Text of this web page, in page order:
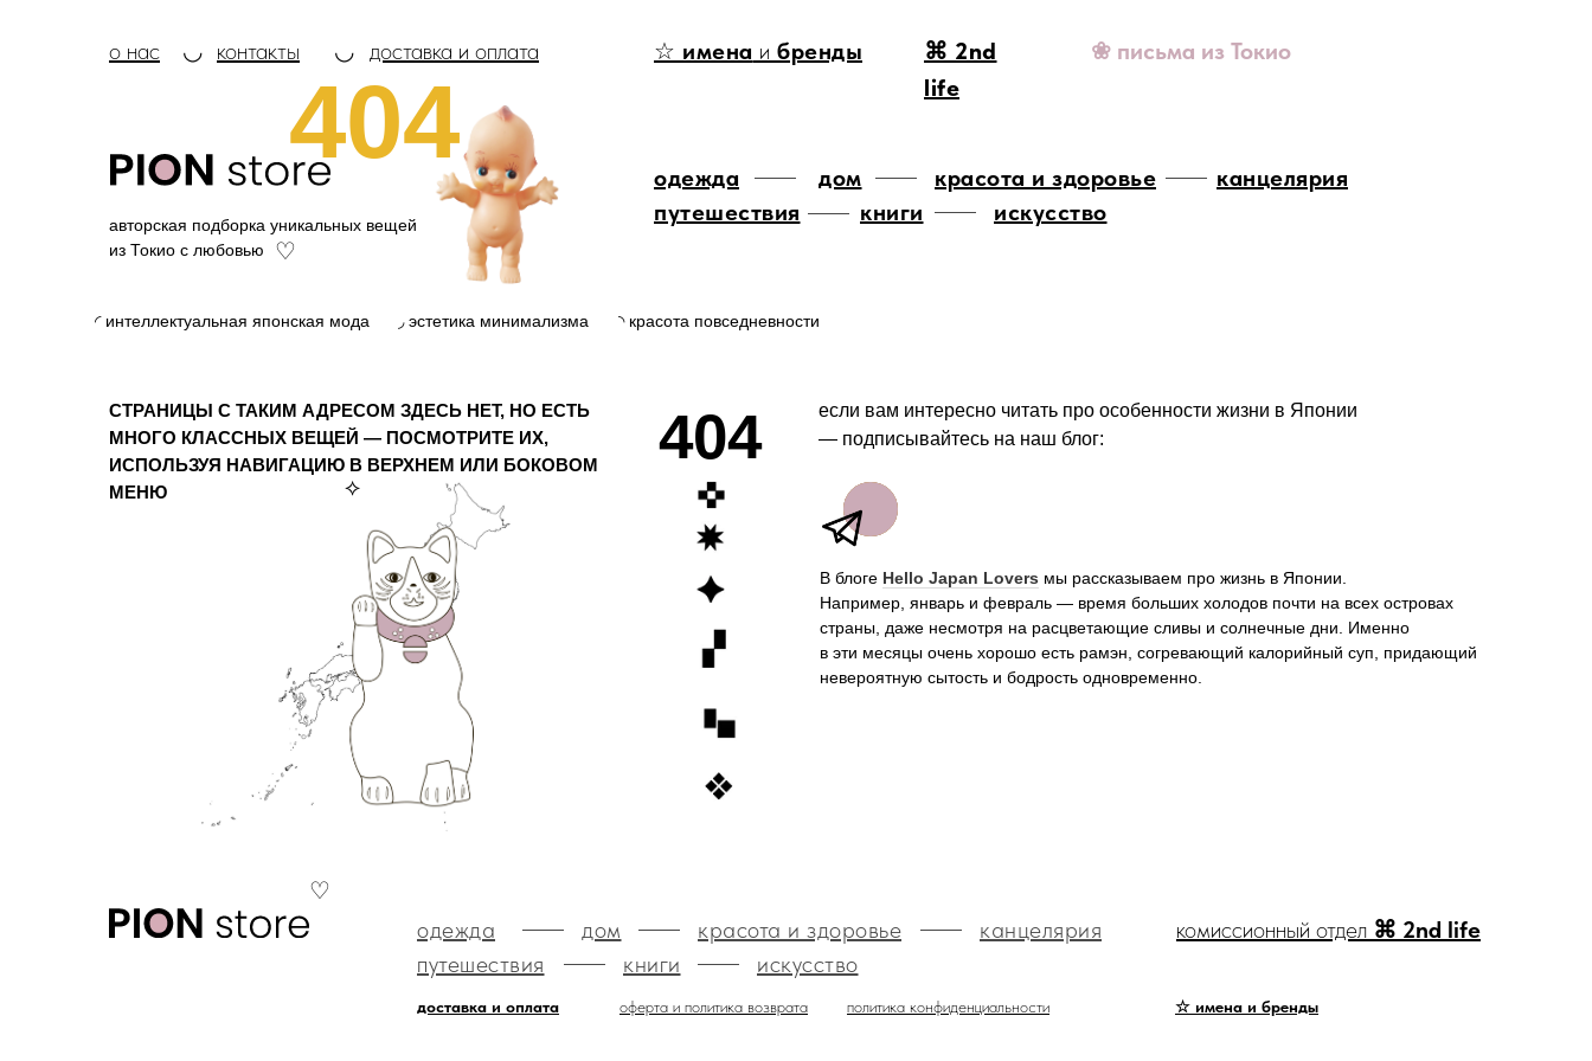
книги искусство
дом канцелярия
красота и здоровье
одежда
путешествия
авторская подборка уникальных вещей
из Токио с любовью
♡
◝ красота повседневности
◜ интеллектуальная японская мода ◞ эстетика минимализма
404
⌘ 2nd
life
☆ имена и бренды
доставка и оплата
◡ ◡
контакты
о нас ❀ письма из Токио
СТРАНИЦЫ С ТАКИМ АДРЕСОМ ЗДЕСЬ НЕТ, НО ЕСТЬ
МНОГО КЛАССНЫХ ВЕЩЕЙ — ПОСМОТРИТЕ ИХ,
ИСПОЛЬЗУЯ НАВИГАЦИЮ В ВЕРХНЕМ ИЛИ БОКОВОМ
МЕНЮ
⟡
В блоге Hello Japan Lovers мы рассказываем про жизнь в Японии.
Например, январь и февраль — время больших холодов почти на всех островах
страны, даже несмотря на расцветающие сливы и солнечные дни. Именно
в эти месяцы очень хорошо есть рамэн, согревающий калорийный суп, придающий
невероятную сытость и бодрость одновременно.
если вам интересно читать про особенности жизни в Японии
— подписывайтесь на наш блог:
404
♡
комиссионный отдел ⌘ 2nd life
доставка и оплата оферта и политика возврата политика конфиденциальности ☆ имена и бренды
одежда красота и здоровье канцелярия
дом
искусство
книги
путешествия